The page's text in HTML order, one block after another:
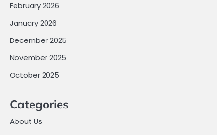
February 2026
January 2026
December 2025
November 2025
October 2025
Categories
About Us